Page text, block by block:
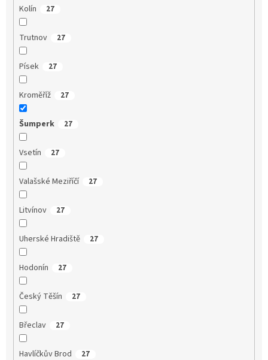
Kolín 27
Trutnov 27
Písek 27
Kroměříž 27
Šumperk 27
Vsetín 27
Valašské Meziříčí 27
Litvínov 27
Uherské Hradiště 27
Hodonín 27
Český Těšín 27
Břeclav 27
Havlíčkův Brod 27